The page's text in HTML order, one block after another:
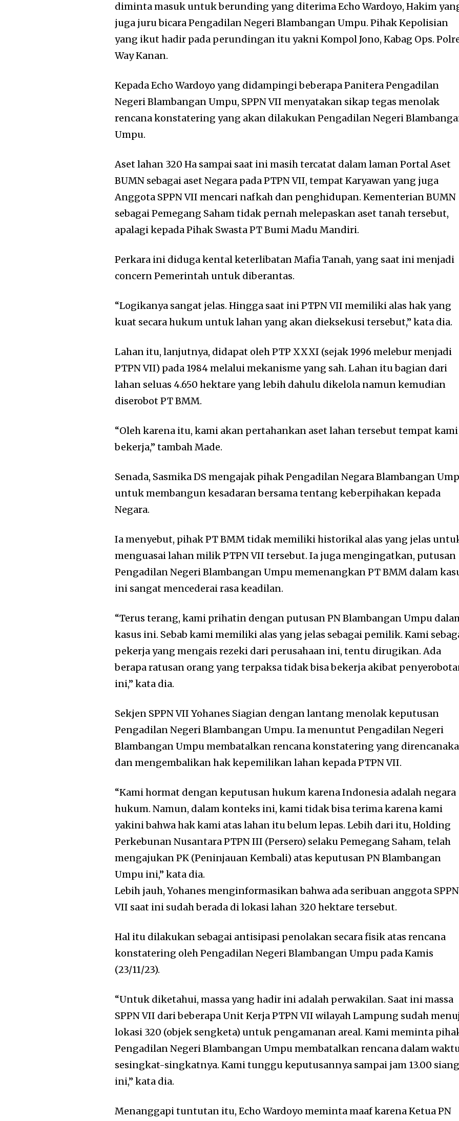
diminta masuk untuk berunding yang diterima Echo Wardoyo, Hakim
juga juru bicara Pengadilan Negeri Blambangan Umpu. Pihak Kepolisian
yang ikut hadir pada perundingan itu yakni Kompol Jono, Kabag Ops.
Way Kanan.
Kepada Echo Wardoyo yang didampingi beberapa Panitera Pengadilan
Negeri Blambangan Umpu, SPPN VII menyatakan sikap tegas menolak
rencana konstatering yang akan dilakukan Pengadilan Negeri
Umpu.
Aset lahan 320 Ha sampai saat ini masih tercatat dalam laman Portal Aset
BUMN sebagai aset Negara pada PTPN VII, tempat Karyawan yang juga
Anggota SPPN VII mencari nafkah dan penghidupan. Kementerian BUMN
sebagai Pemegang Saham tidak pernah melepaskan aset tanah tersebut,
apalagi kepada Pihak Swasta PT Bumi Madu Mandiri.
Perkara ini diduga kental keterlibatan Mafia Tanah, yang saat ini menjadi
concern Pemerintah untuk diberantas.
“Logikanya sangat jelas. Hingga saat ini PTPN VII memiliki alas hak yang
kuat secara hukum untuk lahan yang akan dieksekusi tersebut,” kata dia.
Lahan itu, lanjutnya, didapat oleh PTP XXXI (sejak 1996 melebur menjadi
PTPN VII) pada 1984 melalui mekanisme yang sah. Lahan itu bagian dari
lahan seluas 4.650 hektare yang lebih dahulu dikelola namun kemudian
diserobot PT BMM.
“Oleh karena itu, kami akan pertahankan aset lahan tersebut tempat kami
bekerja,” tambah Made.
Senada, Sasmika DS mengajak pihak Pengadilan Negara Blambangan
untuk membangun kesadaran bersama tentang keberpihakan kepada
Negara.
Ia menyebut, pihak PT BMM tidak memiliki historikal alas yang jelas
menguasai lahan milik PTPN VII tersebut. Ia juga mengingatkan, putusan
Pengadilan Negeri Blambangan Umpu memenangkan PT BMM dalam
ini sangat mencederai rasa keadilan.
“Terus terang, kami prihatin dengan putusan PN Blambangan Umpu
kasus ini. Sebab kami memiliki alas yang jelas sebagai pemilik. Kami
pekerja yang mengais rezeki dari perusahaan ini, tentu dirugikan. Ada
berapa ratusan orang yang terpaksa tidak bisa bekerja akibat
ini,” kata dia.
Sekjen SPPN VII Yohanes Siagian dengan lantang menolak keputusan
Pengadilan Negeri Blambangan Umpu. Ia menuntut Pengadilan Negeri
Blambangan Umpu membatalkan rencana konstatering yang
dan mengembalikan hak kepemilikan lahan kepada PTPN VII.
“Kami hormat dengan keputusan hukum karena Indonesia adalah negara
hukum. Namun, dalam konteks ini, kami tidak bisa terima karena kami
yakini bahwa hak kami atas lahan itu belum lepas. Lebih dari itu, Holding
Perkebunan Nusantara PTPN III (Persero) selaku Pemegang Saham, telah
mengajukan PK (Peninjauan Kembali) atas keputusan PN Blambangan
Umpu ini,” kata dia.
Lebih jauh, Yohanes menginformasikan bahwa ada seribuan anggota SPPN
VII saat ini sudah berada di lokasi lahan 320 hektare tersebut.
Hal itu dilakukan sebagai antisipasi penolakan secara fisik atas rencana
konstatering oleh Pengadilan Negeri Blambangan Umpu pada Kamis
(23/11/23).
“Untuk diketahui, massa yang hadir ini adalah perwakilan. Saat ini massa
SPPN VII dari beberapa Unit Kerja PTPN VII wilayah Lampung sudah
lokasi 320 (objek sengketa) untuk pengamanan areal. Kami meminta
Pengadilan Negeri Blambangan Umpu membatalkan rencana dalam
sesingkat-singkatnya. Kami tunggu keputusannya sampai jam 13.00 siang
ini,” kata dia.
Menanggapi tuntutan itu, Echo Wardoyo meminta maaf karena Ketua PN